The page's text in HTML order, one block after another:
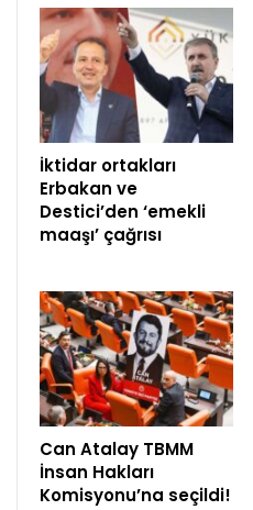
İktidar ortakları
Erbakan ve
Destici’den ‘emekli
maaşı’ çağrısı
Can Atalay TBMM
İnsan Hakları
Komisyonu’na seçildi!